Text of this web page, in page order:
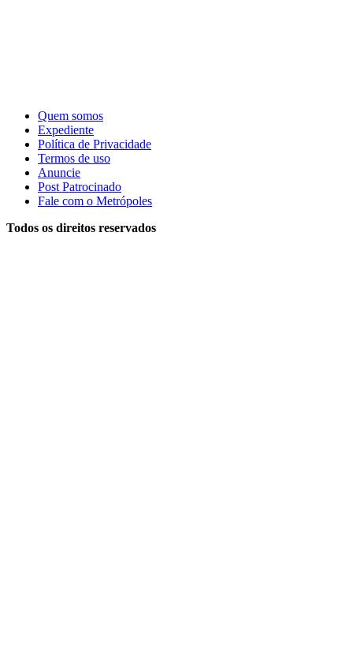
Quem somos
Expediente
Política de Privacidade
Termos de uso
Anuncie
Post Patrocinado
Fale com o Metrópoles
Todos os direitos reservados